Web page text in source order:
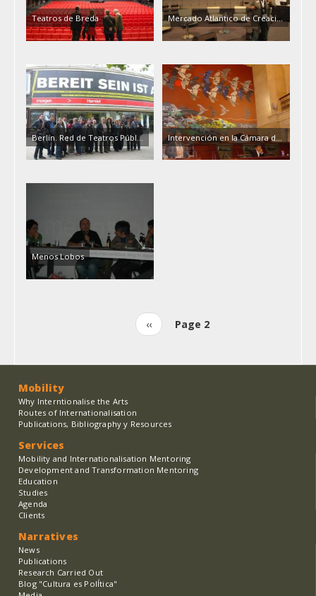
Teatros de Breda Mercado Atlantico de Creaci…
Berlín. Red de Teatros Públ… Intervención en la Cámara d…
Menos Lobos
Previous
page
‹‹ Page 2
Mobility
Why Interntionalise the Arts
Routes of Internationalisation
Publications, Bibliography y Resources
Services
Mobility and Internationalisation Mentoring
Development and Transformation Mentoring
Education
Studies
Agenda
Clients
Narratives
News
Publications
Research Carried Out
Blog "Cultura es PolÍtica"